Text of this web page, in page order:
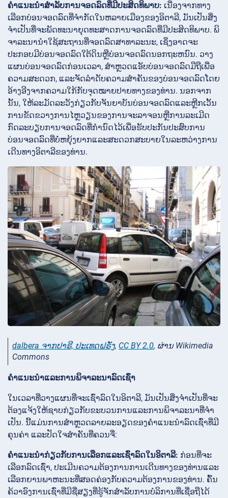
ຄໍາແນະນໍາສໍາລັບການຈອດລົດທີ່ມີປະສິດທິພາບ: ເນື່ອງຈາກທາງ
ເລືອກບ່ອນຈອດລົດທີ່ຈໍາກັດໃນຫລາຍເມືອງຂອງອິຕາລີ, ມັນເປັນສິ່ງ
ຈໍາເປັນທີ່ຈະພັດທະນາຍຸດທະສາດການຈອດລົດທີ່ມີປະສິດທິພາບ. ພິ
ຈາລະນານໍາໃຊ້ສະຖານທີ່ຈອດລົດສາທາລະນະ, ເຊິ່ງອາດຈະ
ປະກອບມີບ່ອນຈອດລົດໃຕ້ດິນຫຼືບ່ອນຈອດລົດນອກຖະຫນົນ. ວາງ
ແຜນບ່ອນຈອດລົດກ່ອນເວລາ, ສຳຫຼວດແອັບບ່ອນຈອດລົດມືຖືເພື່ອ
ຄວາມສະດວກ, ແລະຈັດລຳດັບຄວາມສຳຄັນຂອງບ່ອນຈອດລົດໂດຍ
ອ້າງອີງຈາກຄວາມໃກ້ກັບຈຸດໝາຍປາຍທາງຂອງທ່ານ. ນອກຈາກ
ນັ້ນ, ໃຫ້ລະມັດລະວັງກ່ຽວກັບຈັນຍາບັນບ່ອນຈອດລົດແລະຫຼີກເວັ້ນ
ການຂັດຂວາງການໄຫຼວຽນຂອງການຈະລາຈອນຫຼືການລະເມີດ
ກົດລະບຽບການຈອດລົດທີ່ກໍານົດໄວ້ເພື່ອຮັບປະກັນປະສົບການ
ບ່ອນຈອດລົດທີ່ບໍ່ຫຍຸ້ງຍາກແລະສະດວກສະບາຍໃນລະຫວ່າງການ
ເດີນທາງອິຕາລີຂອງທ່ານ.
dalbera ຈາກປາຣີ, ປະເທດຝຣັ່ງ, CC BY 2.0, ຜ່ານ Wikimedia
Commons
ຄໍາແນະນໍາແລະການພິຈາລະນາລົດເຊົ່າ
ໃນເວລາທີ່ວາງແຜນທີ່ຈະເຊົ່າລົດໃນອິຕາລີ, ມັນເປັນສິ່ງຈໍາເປັນທີ່ຈະ
ຕ້ອງແຈ້ງໃຫ້ຊາບກ່ຽວກັບຂະບວນການແລະການພິຈາລະນາທີ່ຈໍາ
ເປັນ. ນີ້ແມ່ນການສຳຫຼວດລາຍລະອຽດຂອງຄຳແນະນຳລົດເຊົ່າທີ່ມີ
ຄຸນຄ່າ ແລະປັດໃຈສຳຄັນທີ່ຄວນຈື່:
ຄໍາແນະນໍາກ່ຽວກັບການເລືອກແລະເຊົ່າລົດໃນອິຕາລີ: ກ່ອນທີ່ຈະ
ເລືອກລົດເຊົ່າ, ປະເມີນຄວາມຕ້ອງການການເດີນທາງຂອງທ່ານແລະ
ເລືອກຍານພາຫະນະທີ່ສອດຄ່ອງກັບຄວາມຕ້ອງການຂອງທ່ານ. ຄົ້ນ
ຄ້ວາອົງການເຊົ່າທີ່ມີຊື່ສຽງທີ່ຮູ້ຈັກສໍາລັບການບໍລິການທີ່ເຊື່ອຖືໄດ້